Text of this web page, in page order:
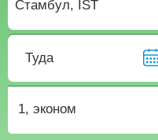
Туда
1, эконом